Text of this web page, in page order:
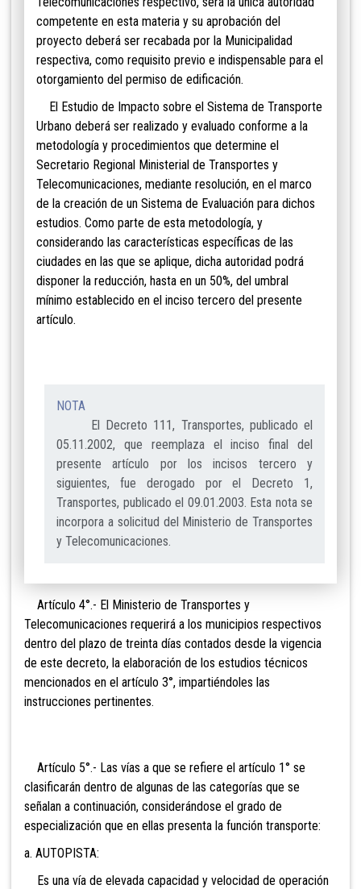
competente en esta materia y su aprobación del
proyecto deberá ser recabada por la Municipalidad
respectiva, como requisito previo e indispensable para el
otorgamiento del permiso de edificación.
El Estudio de Impacto sobre el Sistema de Transporte
Urbano deberá ser realizado y evaluado conforme a la
metodología y procedimientos que determine el
Secretario Regional Ministerial de Transportes y
Telecomunicaciones, mediante resolución, en el marco
de la creación de un Sistema de Evaluación para dichos
estudios. Como parte de esta metodología, y
considerando las características específicas de las
ciudades en las que se aplique, dicha autoridad podrá
disponer la reducción, hasta en un 50%, del umbral
mínimo establecido en el inciso tercero del presente
artículo.
NOTA
El Decreto 111, Transportes, publicado el
05.11.2002, que reemplaza el inciso final del
presente artículo por los incisos tercero y
siguientes, fue derogado por el Decreto 1,
Transportes, publicado el 09.01.2003. Esta nota se
incorpora a solicitud del Ministerio de Transportes
y Telecomunicaciones.
Artículo 4°.- El Ministerio de Transportes y
Telecomunicaciones requerirá a los municipios respectivos
dentro del plazo de treinta días contados desde la vigencia
de este decreto, la elaboración de los estudios técnicos
mencionados en el artículo 3°, impartiéndoles las
instrucciones pertinentes.
Artículo 5°.- Las vías a que se refiere el artículo 1° se
clasificarán dentro de algunas de las categorías que se
señalan a continuación, considerándose el grado de
especialización que en ellas presenta la función transporte:
a. AUTOPISTA:
Es una vía de elevada capacidad y velocidad de operación